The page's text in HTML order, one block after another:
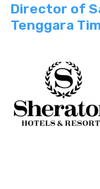
Director of
Tenggara